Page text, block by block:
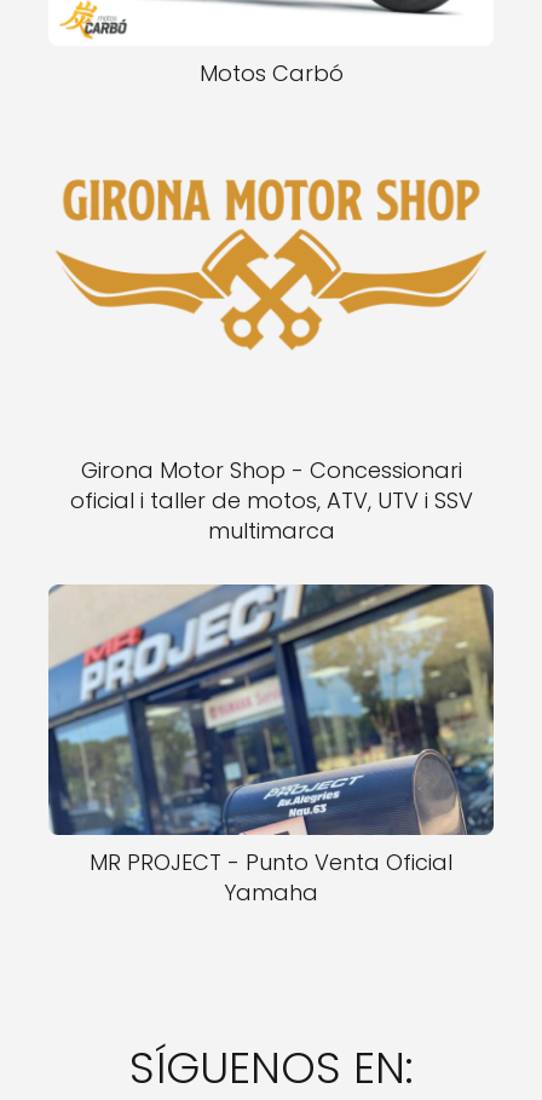
Motos Carbó
Girona Motor Shop - Concessionari
oficial i taller de motos, ATV, UTV i SSV
multimarca
MR PROJECT - Punto Venta Oficial
Yamaha
SÍGUENOS EN: